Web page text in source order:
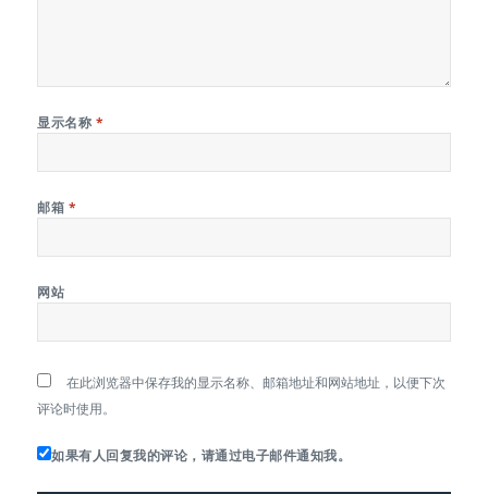
显示名称 *
邮箱 *
网站
在此浏览器中保存我的显示名称、邮箱地址和网站地址，以便下次
评论时使用。
如果有人回复我的评论，请通过电子邮件通知我。